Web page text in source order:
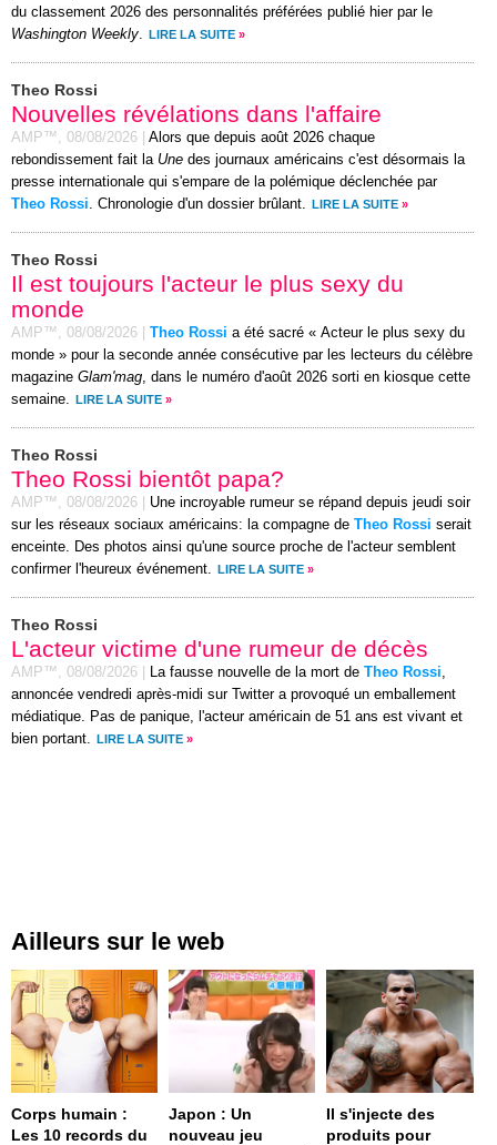
du classement 2026 des personnalités préférées publié hier par le
Washington Weekly. LIRE LA SUITE »
Theo Rossi
Nouvelles révélations dans l'affaire
AMP™, 08/08/2026
Alors que depuis août 2026 chaque
rebondissement fait la Une des journaux américains c'est désormais la
presse internationale qui s'empare de la polémique déclenchée par
Theo Rossi. Chronologie d'un dossier brûlant. LIRE LA SUITE »
Theo Rossi
Il est toujours l'acteur le plus sexy du
monde
AMP™, 08/08/2026 Theo Rossi a été sacré « Acteur le plus sexy du
monde » pour la seconde année consécutive par les lecteurs du célèbre
magazine Glam'mag, dans le numéro d'août 2026 sorti en kiosque cette
semaine.
LIRE LA SUITE »
Theo Rossi
Theo Rossi bientôt papa?
AMP™, 08/08/2026
Une incroyable rumeur se répand depuis jeudi soir
sur les réseaux sociaux américains: la compagne de Theo Rossi serait
enceinte. Des photos ainsi qu'une source proche de l'acteur semblent
confirmer l'heureux événement.
LIRE LA SUITE »
Theo Rossi
L'acteur victime d'une rumeur de décès
AMP™, 08/08/2026 La fausse nouvelle de la mort de Theo Rossi,
annoncée vendredi après-midi sur Twitter a provoqué un emballement
médiatique. Pas de panique, l'acteur américain de 51 ans est vivant et
bien portant.
LIRE LA SUITE »
Ailleurs sur le web
Corps humain :
Les 10 records du
Japon : Un
nouveau jeu
Il s'injecte des
produits pour